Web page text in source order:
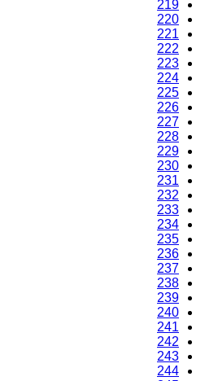
219
220
221
222
223
224
225
226
227
228
229
230
231
232
233
234
235
236
237
238
239
240
241
242
243
244